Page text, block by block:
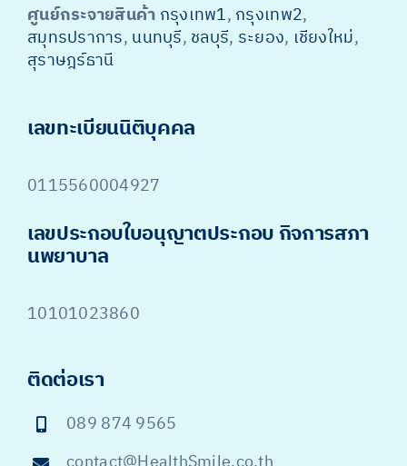
ศูนย์กระจายสินค้า กรุงเทพ1, กรุงเทพ2,
สมุทรปราการ, นนทบุรี, ชลบุรี, ระยอง, เชียงใหม่,
สุราษฎร์ธานี
เลขทะเบียนนิติบุคคล
0115560004927
เลขประกอบใบอนุญาตประกอบ กิจการสภา
นพยาบาล
10101023860
ติดต่อเรา
089 874 9565